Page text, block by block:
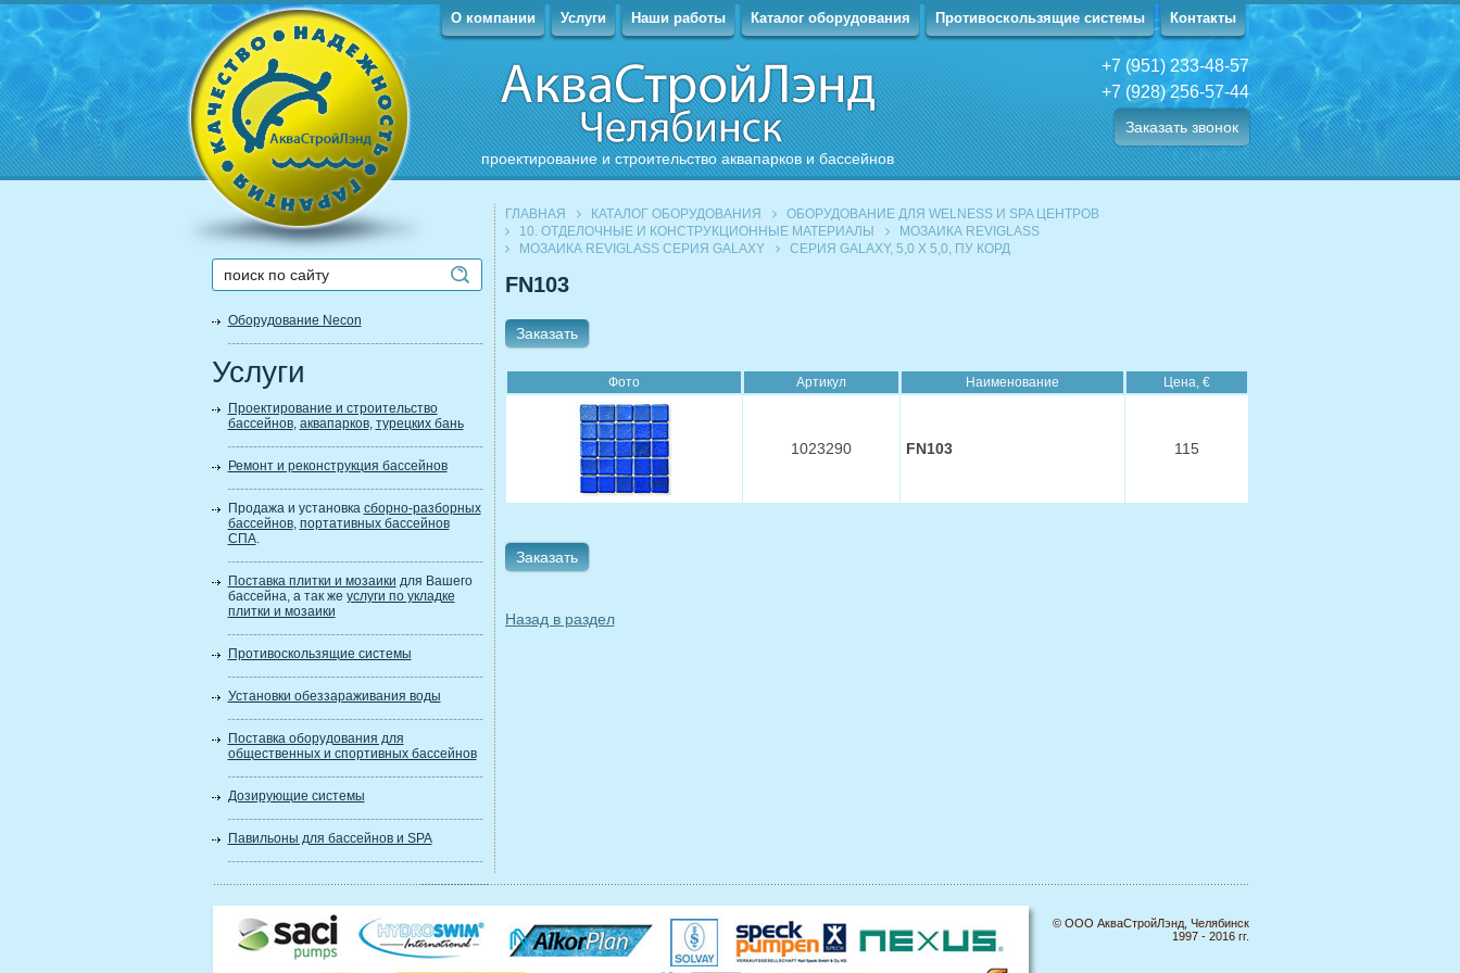
проектирование и строительство аквапарков и бассейнов
О компании Услуги Наши работы Каталог оборудования Противоскользящие системы Контакты
+7 (951) 233-48-57
+7 (928) 256-57-44
Заказать звонок
Оборудование Necon
Услуги
Проектирование и строительство
бассейнов, аквапарков, турецких бань
Ремонт и реконструкция бассейнов
Продажа и установка сборно-разборных
бассейнов, портативных бассейнов
СПА.
Поставка плитки и мозаики для Вашего
бассейна, а так же услуги по укладке
плитки и мозаики
Противоскользящие системы
Установки обеззараживания воды
Поставка оборудования для
общественных и спортивных бассейнов
Дозирующие системы
Павильоны для бассейнов и SPA
ГЛАВНАЯ КАТАЛОГ ОБОРУДОВАНИЯ
ОБОРУДОВАНИЕ ДЛЯ WELNESS И SPA ЦЕНТРОВ
10. ОТДЕЛОЧНЫЕ И КОНСТРУКЦИОННЫЕ МАТЕРИАЛЫ
МОЗАИКА REVIGLASS
МОЗАИКА REVIGLASS СЕРИЯ GALAXY
СЕРИЯ GALAXY, 5,0 Х 5,0, ПУ КОРД
FN103
Заказать
Фото Артикул Наименование Цена, €
1023290 FN103 115
Заказать
Назад в раздел
© ООО АкваСтройЛэнд, Челябинск
1997 - 2016 гг.